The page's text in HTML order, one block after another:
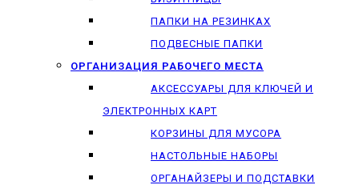
ПАПКИ НА РЕЗИНКАХ
ПОДВЕСНЫЕ ПАПКИ
ОРГАНИЗАЦИЯ РАБОЧЕГО МЕСТА
АКСЕССУАРЫ ДЛЯ КЛЮЧЕЙ И
ЭЛЕКТРОННЫХ КАРТ
КОРЗИНЫ ДЛЯ МУСОРА
НАСТОЛЬНЫЕ НАБОРЫ
ОРГАНАЙЗЕРЫ И ПОДСТАВКИ